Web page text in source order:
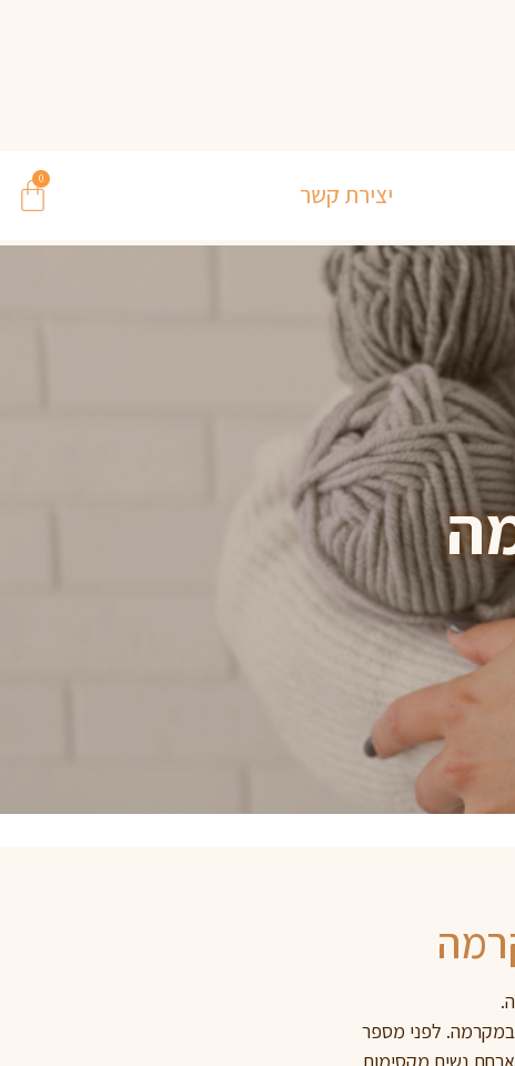
יצירת קשר
0
במקרמה. לפני מספר
נשים מקסימות